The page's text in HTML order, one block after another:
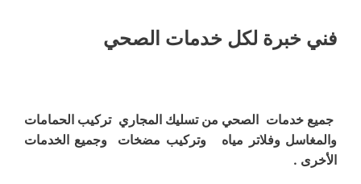
فني خبرة لكل خدمات الصحي
جميع خدمات الصحي من تسليك المجاري تركيب الحمامات
والمغاسل وفلاتر مياه وتركيب مضخات وجميع الخدمات
الأخرى .